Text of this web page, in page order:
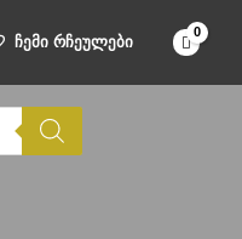
ჩემი რჩეულები